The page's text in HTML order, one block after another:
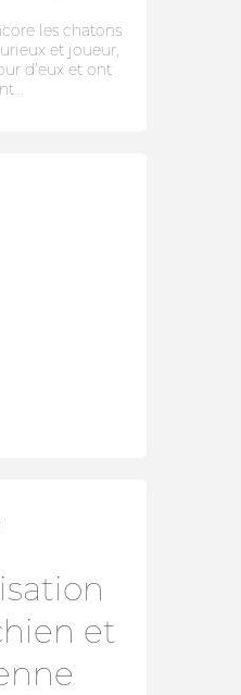
les chatons
et joueur,
d’eux et ont
et